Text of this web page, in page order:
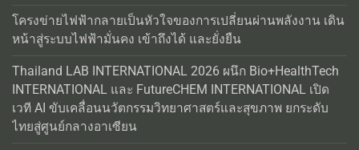
โครงข่ายไฟฟ้ากลายเป็นหัวใจของการเปลี่ยนผ่านพลังงาน เดิน
หน้าสู่ระบบไฟฟ้ามั่นคง เข้าถึงได้ และยั่งยืน
Thailand LAB INTERNATIONAL 2026 ผนึก Bio+HealthTech
INTERNATIONAL และ FutureCHEM INTERNATIONAL เปิด
เวที AI ขับเคลื่อนนวัตกรรมวิทยาศาสตร์และสุขภาพ ยกระดับ
ไทยสู่ศูนย์กลางอาเซียน